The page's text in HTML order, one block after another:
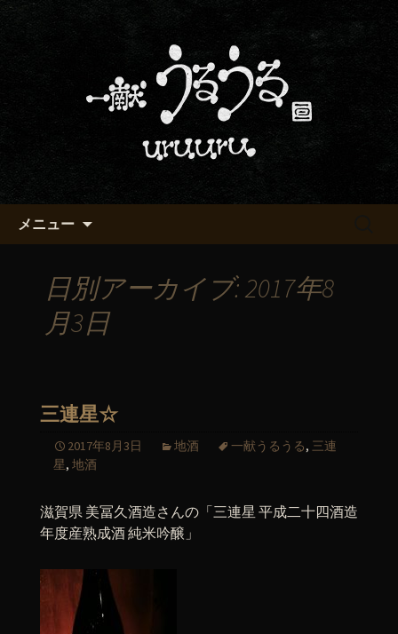
京都・五条でおいしい地酒が飲
める「一献うるうる」のブロ
京都・五条烏丸の町屋居酒屋「一献う
るうる」からのお知らせ
メニュー
日別アーカイブ: 2017年8
月3日
三連星☆
2017年8月3日 地酒 一献うるうる, 三連
星, 地酒
滋賀県 美冨久酒造さんの「三連星 平成二十四酒造
年度産熟成酒 純米吟醸」